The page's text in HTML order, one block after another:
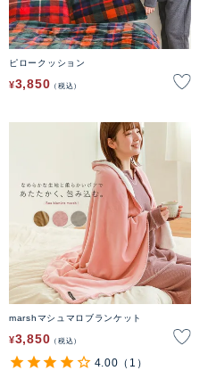
ピロークッション
¥3,850 税込
marshマシュマロブランケット
¥3,850 税込
4.00 （1）